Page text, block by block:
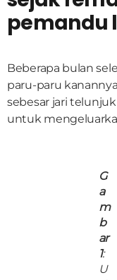
pemandu
Beberapa bulan
paru-paru
sebesar jari
untuk
G
a
m
b
ar
1:
U